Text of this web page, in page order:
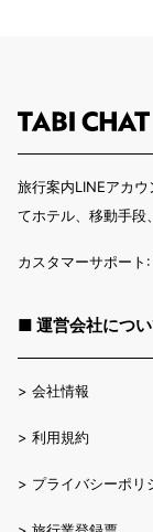
旅行案内LINEアカ
てホテル、移動手段
カスタマーサポー
■ 運営会社につ
> 会社情報
> 利用規約
> プライバシーポリ